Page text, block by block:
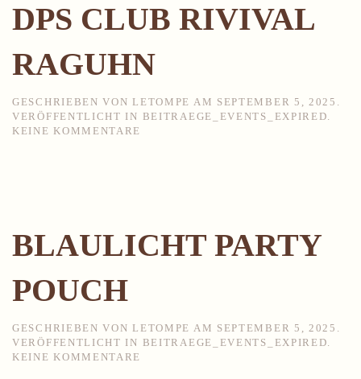
DPS CLUB RIVIVAL
RAGUHN
GESCHRIEBEN VONLETOMPE AM SEPTEMBER 5, 2025 .
VERÖFFENTLICHT IN BEITRAEGE_EVENTS_EXPIRED.
KEINE KOMMENTARE
BLAULICHT PARTY
POUCH
GESCHRIEBEN VONLETOMPE AM SEPTEMBER 5, 2025 .
VERÖFFENTLICHT IN BEITRAEGE_EVENTS_EXPIRED.
KEINE KOMMENTARE